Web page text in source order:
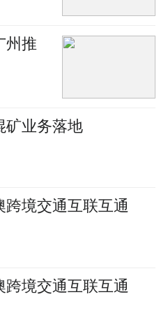
州推
矿业务落地
跨境交通互联互通
跨境交通互联互通